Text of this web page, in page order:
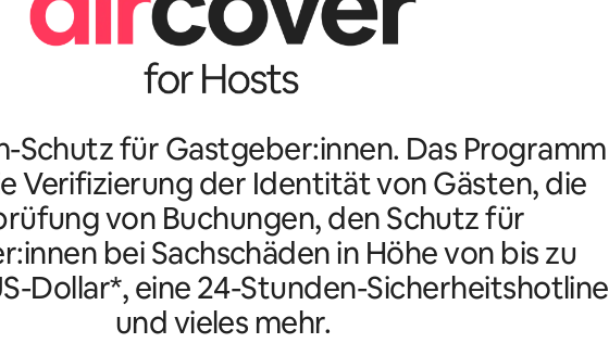
Schutz für Gastgeber:innen. Das Programm
Verifizierung der Identität von Gästen, die
von Buchungen, den Schutz für
bei Sachschäden in Höhe von bis zu
Dollar*, eine 24-Stunden-Sicherheitshotline
und vieles mehr.